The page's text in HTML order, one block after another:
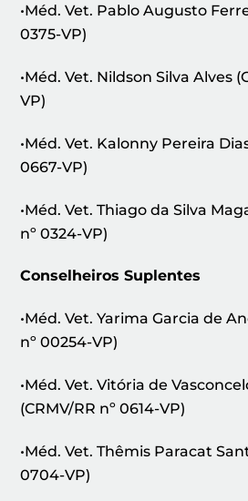
•Méd. Vet. Pablo Augusto
0375-VP)
•Méd. Vet. Nildson Silva Alves
VP)
•Méd. Vet. Kalonny Pereira
0667-VP)
•Méd. Vet. Thiago da Silva
nº 0324-VP)
Conselheiros Suplentes
•Méd. Vet. Yarima Garcia de
nº 00254-VP)
•Méd. Vet. Vitória de
(CRMV/RR nº 0614-VP)
•Méd. Vet. Thêmis Paracat
0704-VP)